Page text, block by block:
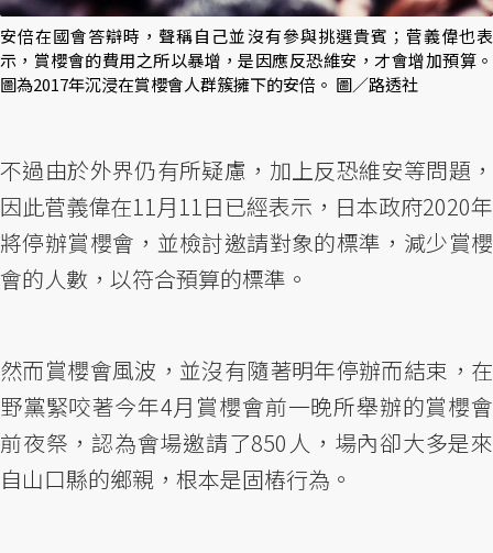
安倍在國會答辯時，聲稱自己並沒有參與挑選貴賓；菅義偉也表
示，賞櫻會的費用之所以暴增，是因應反恐維安，才會增加預算。
圖為2017年沉浸在賞櫻會人群簇擁下的安倍。 圖／路透社
不過由於外界仍有所疑慮，加上反恐維安等問題，
因此菅義偉在11月11日已經表示，日本政府2020年
將停辦賞櫻會，並檢討邀請對象的標準，減少賞櫻
會的人數，以符合預算的標準。
然而賞櫻會風波，並沒有隨著明年停辦而結束，在
野黨緊咬著今年4月賞櫻會前一晚所舉辦的賞櫻會
前夜祭，認為會場邀請了850人，場內卻大多是來
自山口縣的鄉親，根本是固樁行為。